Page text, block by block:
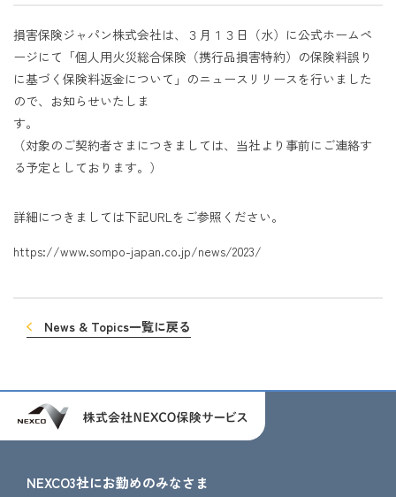
損害保険ジャパン株式会社は、３月１３日（水）に公式ホームペ
ージにて「個人用火災総合保険（携行品損害特約）の保険料誤り
に基づく保険料返金について」のニュースリリースを行いました
ので、お知らせいたしま
す
（対象のご契約者さまにつきましては、当社より事前にご連絡す
る予定としております。）
詳細につきましては下記URLをご参照ください。
https://www.sompo-japan.co.jp/news/2023/
News & Topics一覧に戻る
NEXCO3社にお勤めのみなさま